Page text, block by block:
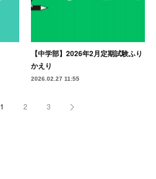
【中学部】2026年2月定期試験ふり
かえり
2026.02.27 11:55
1 2 3